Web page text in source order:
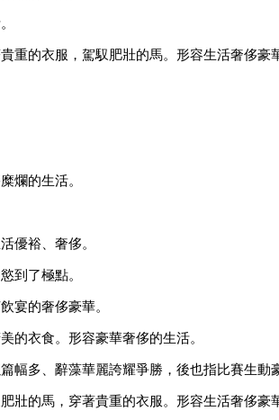
的衣服，駕馭肥壯的馬。形容生活奢侈豪華
爛的生活。
優裕、奢侈。
到了極點。
宴的奢侈豪華。
的衣食。形容豪華奢侈的生活。
幅多、辭藻華麗誇耀爭勝，後也指比賽生動
壯的馬，穿著貴重的衣服。形容生活奢侈豪